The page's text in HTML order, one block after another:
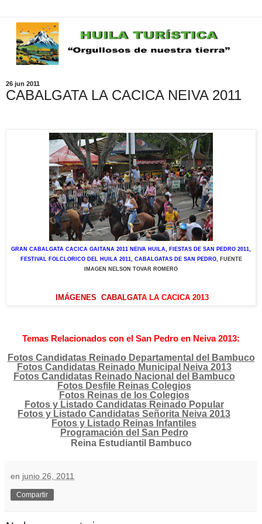
26 jun 2011
CABALGATA LA CACICA NEIVA 2011
GRAN CABALGATA CACICA GAITANA 2011 NEIVA HUILA, FIESTAS DE SAN PEDRO 2011,
FESTIVAL FOLCLORICO DEL HUILA 2011, CABALGATAS DE SAN PEDRO, FUENTE
IMAGEN NELSON TOVAR ROMERO
IMÁGENES CABALGATA LA CACICA 2013
Temas Relacionados con el San Pedro en Neiva 2013:
Fotos Candidatas Reinado Departamental del Bambuco
Fotos Candidatas Reinado Municipal Neiva 2013
Fotos Candidatas Reinado Nacional del Bambuco
Fotos Desfile Reinas Colegios
Fotos Reinas de los Colegios
Fotos y Listado Candidatas Reinado Popular
Fotos y Listado Candidatas Señorita Neiva 2013
Fotos y Listado Reinas Infantiles
Programación del San Pedro
Reina Estudiantil Bambuco
en junio 26, 2011
Compartir